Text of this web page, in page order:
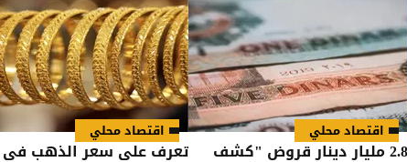
اقتصاد محلي
2.8 مليار دينار قروض "كشف
اقتصاد محلي
تعرف على سعر الذهب في